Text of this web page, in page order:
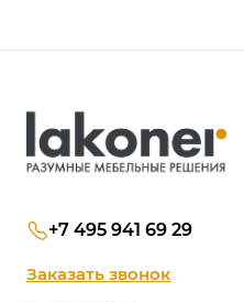
+7 495 941 69 29
Заказать звонок